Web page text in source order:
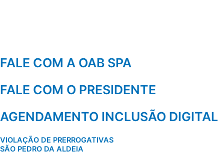
FALE COM A OAB SPA
FALE COM O PRESIDENTE
AGENDAMENTO INCLUSÃO DIGITAL
VIOLAÇÃO DE PRERROGATIVAS
SÃO PEDRO DA ALDEIA